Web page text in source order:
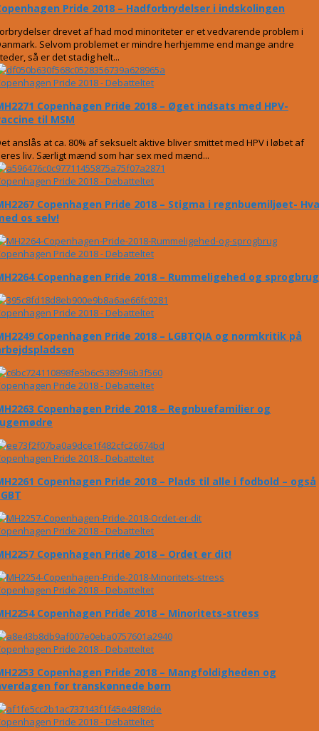
Pride 2018 – Hadforbrydelser i indskolingen
drevet af had mod minoriteter er et vedvarende problem i
Selvom problemet er mindre herhjemme end mange andre
så er det stadig helt...
Pride 2018 - Debatteltet
Copenhagen Pride 2018 – Øget indsats med HPV-
til MSM
anslås at ca. 80% af seksuelt aktive bliver smittet med HPV i løbet af
liv. Særligt mænd som har sex med mænd...
Pride 2018 - Debatteltet
Copenhagen Pride 2018 – Stigma i regnbuemiljøet-
os selv!
Pride 2018 - Debatteltet
Copenhagen Pride 2018 – Rummeligehed og sprogbrug
Pride 2018 - Debatteltet
Copenhagen Pride 2018 – LGBTQIA og normkritik på
Pride 2018 - Debatteltet
Copenhagen Pride 2018 – Regnbuefamilier og
Pride 2018 - Debatteltet
Copenhagen Pride 2018 – Plads til alle i fodbold – også
Pride 2018 - Debatteltet
Copenhagen Pride 2018 – Ordet er dit!
Pride 2018 - Debatteltet
Copenhagen Pride 2018 – Minoritets-stress
Pride 2018 - Debatteltet
Copenhagen Pride 2018 – Mangfoldigheden og
for transkønnede børn
Pride 2018 - Debatteltet